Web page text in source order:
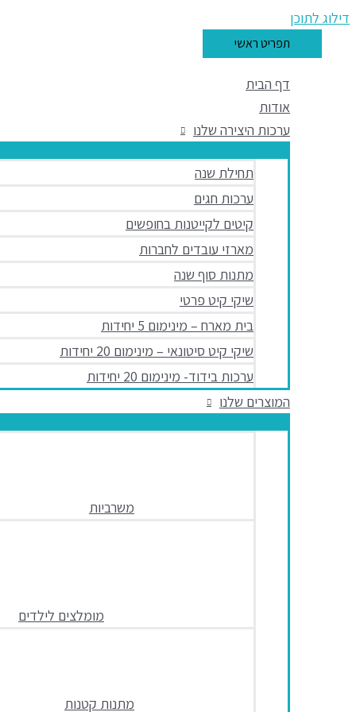
דילוג לתוכן
תפריט ראשי
דף הבית
אודות
ערכות היצירה שלנו
תחילת שנה
ערכות חגים
קיטים לקייטנות בחופשים
מארזי עובדים לחברות
מתנות סוף שנה
שיקי קיט פרטי
בית מארח – מינימום 5 יחידות
שיקי קיט סיטונאי – מינימום 20 יחידות
ערכות בידוד- מינימום 20 יחידות
המוצרים שלנו
משרביות
מומלצים לילדים
מתנות קטנות